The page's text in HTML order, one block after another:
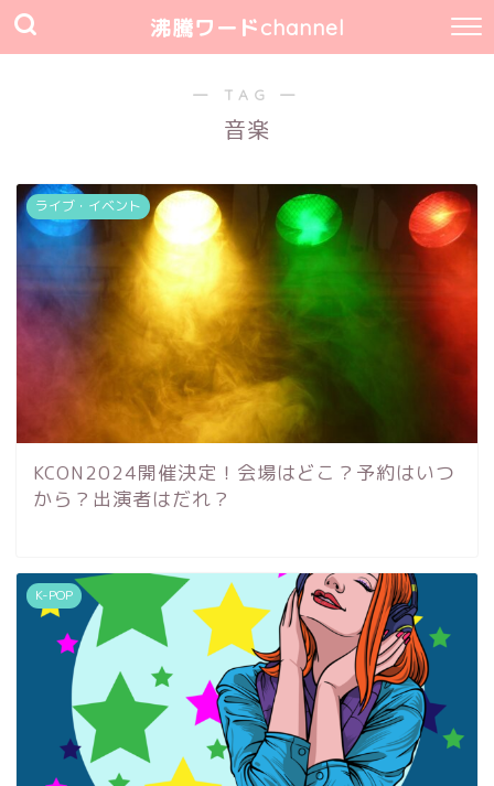
沸騰ワードchannel
― TAG ―
音楽
ライブ・イベント
KCON2024開催決定！会場はどこ？予約はいつ
から？出演者はだれ？
K-POP